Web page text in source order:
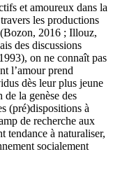
et amoureux dans la
les productions
2016 ; Illouz,
des discussions
on ne connaît pas
l’amour prend
dès leur plus jeune
de la genèse des
(pré)dispositions à
de recherche aux
tendance à naturaliser,
socialement